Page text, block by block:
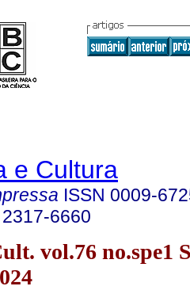
e Cultura
ISSN 0009-
2317-6660
vol.76 no.spe1